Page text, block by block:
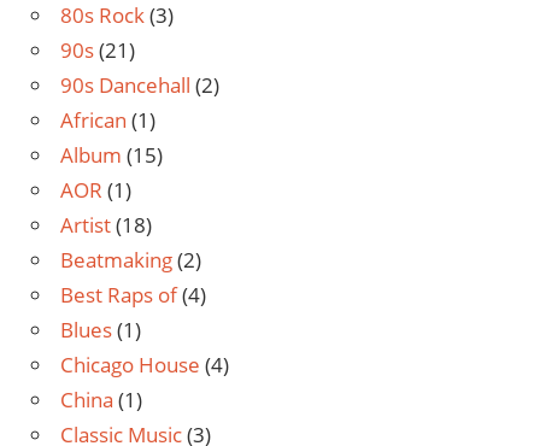
80s Rock(3)
90s(21)
90s Dancehall (2)
African (1)
Album (15)
AOR (1)
Artist(18)
Beatmaking(2)
Best Raps of(4)
Blues(1)
Chicago House (4)
China (1)
Classic Music(3)